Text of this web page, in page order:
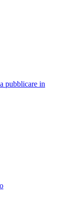
pubblicare in